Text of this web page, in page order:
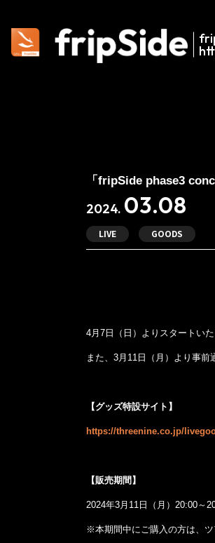
「fripSide phase3
2024. 03.08
LIVE GOODS
4月7日（日）よりスタートい
また、3月11日（月）より事前
【グッズ特設サイト】
https://threenine.co.jp/
【販売期間】
2024年3月11日（月）20:00～
※本期間中にご購入の方は、ツ